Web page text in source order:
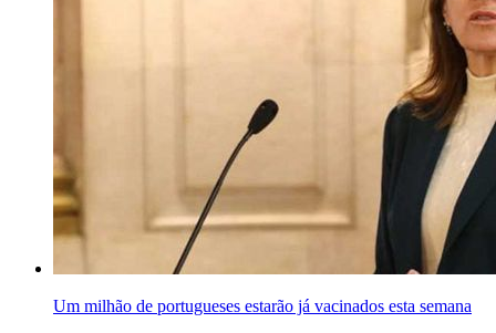
Um milhão de portugueses estarão já vacinados esta semana